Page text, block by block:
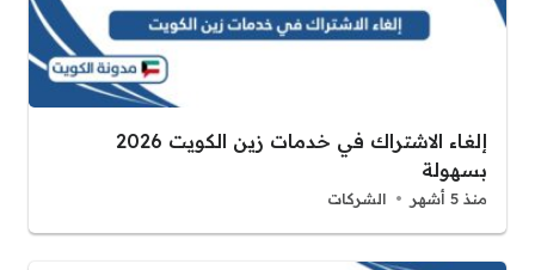
إلغاء الاشتراك في خدمات زين الكويت 2026
بسهولة
منذ 5 أشهر الشركات